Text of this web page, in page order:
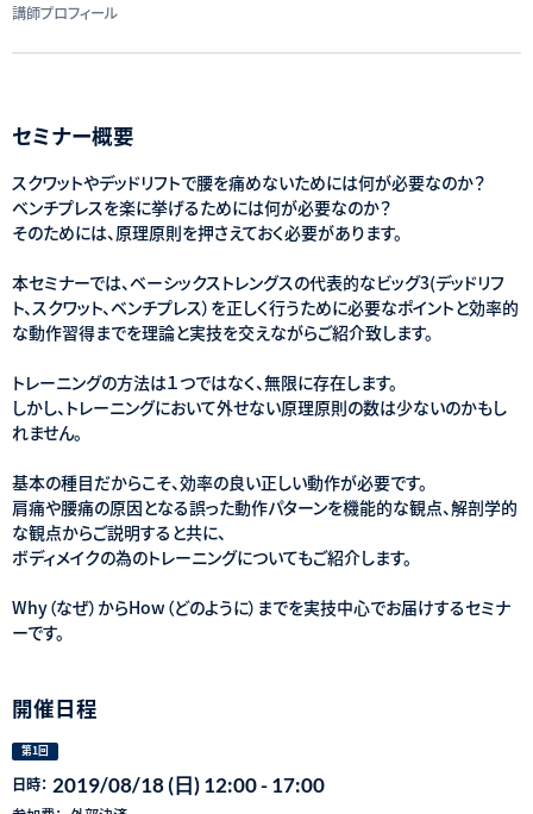
講師プロフィール
セミナー概要
スクワットやデッドリフトで腰を痛めないためには何が必要なのか？
ベンチプレスを楽に挙げるためには何が必要なのか？
そのためには、原理原則を押さえておく必要があります。
本セミナーでは、ベーシックストレングスの代表的なビッグ3(デッドリフ
ト、スクワット、ベンチプレス）を正しく行うために必要なポイントと効率的
な動作習得までを理論と実技を交えながらご紹介致します。
トレーニングの方法は１つではなく、無限に存在します。
しかし、トレーニングにおいて外せない原理原則の数は少ないのかもし
れません。
基本の種目だからこそ、効率の良い正しい動作が必要です。
肩痛や腰痛の原因となる誤った動作パターンを機能的な観点、解剖学的
な観点からご説明すると共に、
ボディメイクの為のトレーニングについてもご紹介します。
Why（なぜ）からHow（どのように）までを実技中心でお届けするセミナ
ーです。
開催日程
第1回
日時： 2019/08/18 (日) 12:00 - 17:00